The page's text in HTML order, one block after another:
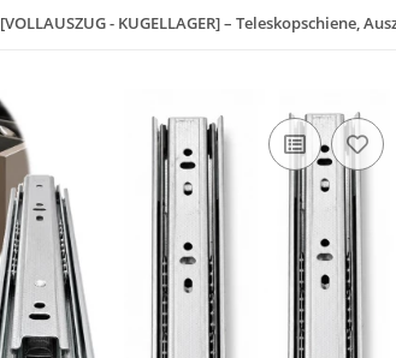
- KUGELLAGER] – Teleskopschiene,